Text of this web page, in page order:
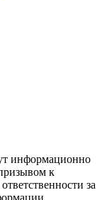
информационно
к
за